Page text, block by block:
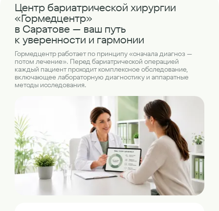
Центр бариатрической хирургии
«Гормедцентр»
в Саратове — ваш путь
к уверенности и гармонии
Гормедцентр работает по принципу «сначала диагноз —
потом лечение». Перед бариатрической операцией
каждый пациент проходит комплексное обследование,
включающее лабораторную диагностику и аппаратные
методы исследования.